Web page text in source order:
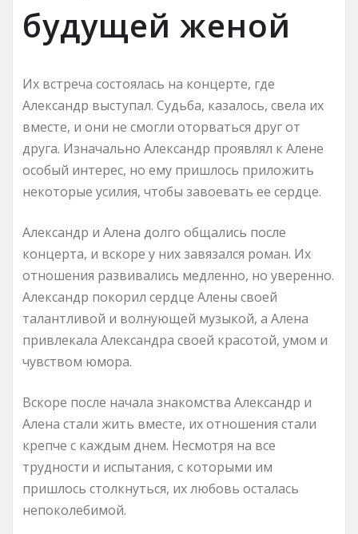
будущей женой
Их встреча состоялась на концерте, где
Александр выступал. Судьба, казалось, свела их
вместе, и они не смогли оторваться друг от
друга. Изначально Александр проявлял к Алене
особый интерес, но ему пришлось приложить
некоторые усилия, чтобы завоевать ее сердце.
Александр и Алена долго общались после
концерта, и вскоре у них завязался роман. Их
отношения развивались медленно, но уверенно.
Александр покорил сердце Алены своей
талантливой и волнующей музыкой, а Алена
привлекала Александра своей красотой, умом и
чувством юмора.
Вскоре после начала знакомства Александр и
Алена стали жить вместе, их отношения стали
крепче с каждым днем. Несмотря на все
трудности и испытания, с которыми им
пришлось столкнуться, их любовь осталась
непоколебимой.